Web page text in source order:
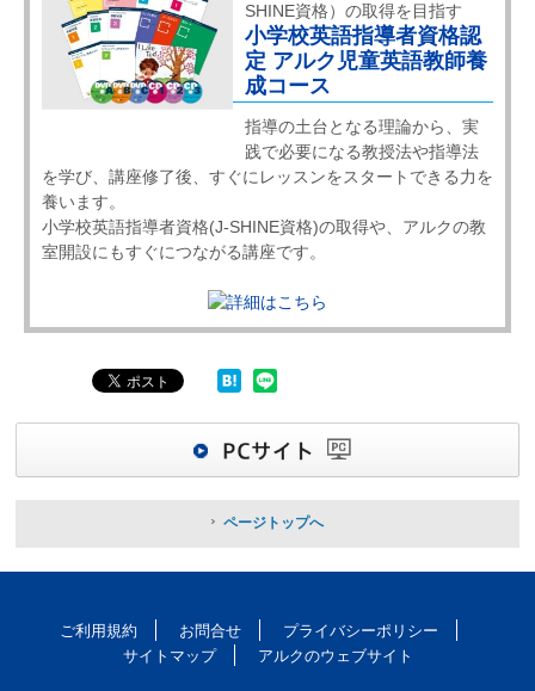
SHINE資格）の取得を目指す
小学校英語指導者資格認
定 アルク児童英語教師養
成コース
指導の土台となる理論から、実
践で必要になる教授法や指導法
を学び、講座修了後、すぐにレッスンをスタートできる力を
養います。
小学校英語指導者資格(J-SHINE資格)の取得や、アルクの教
室開設にもすぐにつながる講座です。
ページトップへ
ご利用規約 お問合せ
プライバシーポリシー
サイトマップ
アルクのウェブサイト